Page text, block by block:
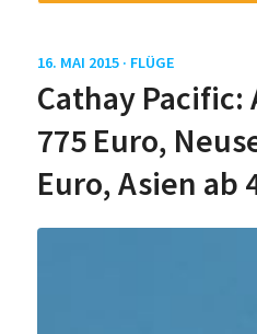
16. MAI 2015 · FLÜGE
Cathay Pacific:
775 Euro,
Euro, Asien ab